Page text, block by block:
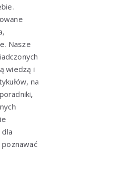
Nasze
wiedzą i
na